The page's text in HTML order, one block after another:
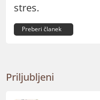
stres.
Preberi članek
Priljubljeni